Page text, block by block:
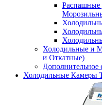
Распашные
Холодильные и
и Откатные)
Дополнительное
Холодильные Камеры